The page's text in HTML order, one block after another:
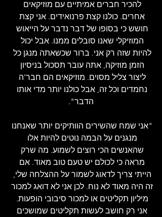
להכיר חברים אמיתיים עם מוזיקאים
אחרים. כולנו קצת פרנואידים. אני קצת
חושש כי בסופו של דבר נדבר על הייאוש
המוזיקלי שאנו סובלים ממנו. אבל יכול
להיות שזה רק אני. ברור שכשאתה מנגן כל
הזמן מוזיקה, אתה עובר תסכול בניסיון
ליצור צליל מסוים. מוזיקאים הם חבר'ה
נחמדים וכל זה, אבל כולנו יותר מדי אותו
הדבר".
"אני שמח שהשירים הוותיקים יותר שאנחנו
מנגנים על הבמה נוטים להיות אלו
שהאנשים הכי רוצים לשמוע. מה שרק
מראה כי לכולם יש טעם טוב מאוד. אם
הייתי צריך לדאוג לשמור על ההצלחה שלי,
זה היה מאוד לא נוח. לכן אני לא דואג למכור
מיליון תקליטים או למכור סיבובי הופעות.
אני רק חושב לעשות תקליטים שמושכים